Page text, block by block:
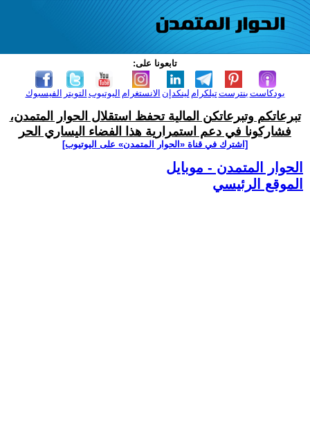
تابعونا على:
الفيسبوك التويتر اليوتيوب الانستغرام لينكدإن تيلكرامبنترست بودكاست
تبرعاتكم وتبرعاتكن المالية تحفظ استقلال الحوار المتمدن،
فشاركونا في دعم استمرارية هذا الفضاء اليساري الحر
[اشترك في قناة ‫«الحوار المتمدن» على اليوتيوب]
الحوار المتمدن - موبايل
الموقع الرئيسي